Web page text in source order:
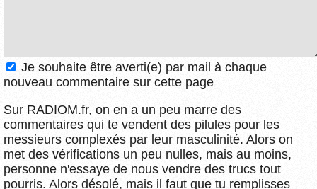
Je souhaite être averti(e) par mail à chaque
nouveau commentaire sur cette page
Sur RADIOM.fr, on en a un peu marre des
commentaires qui te vendent des pilules pour les
messieurs complexés par leur masculinité. Alors on
met des vérifications un peu nulles, mais au moins,
personne n'essaye de nous vendre des trucs tout
pourris. Alors désolé, mais il faut que tu remplisses